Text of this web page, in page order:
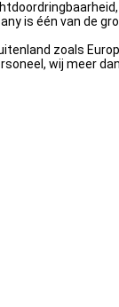
is één van de
zoals
wij meer